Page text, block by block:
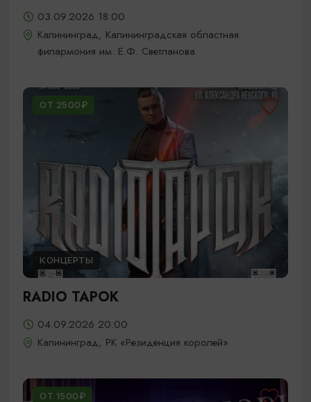
03.09.2026 18:00
Калининград, Калининградская областная
филармония им. Е.Ф. Светланова
ОТ 2500₽
КОНЦЕРТЫ
RADIO TAPOK
04.09.2026 20:00
Калининград, РК «Резиденция королей»
ОТ 1500₽